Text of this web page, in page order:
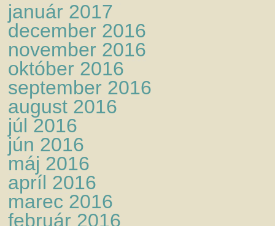
január 2017
december 2016
november 2016
október 2016
september 2016
august 2016
júl 2016
jún 2016
máj 2016
apríl 2016
marec 2016
február 2016